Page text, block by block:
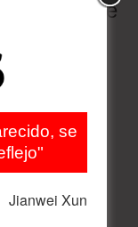
Trump de
se
Jianwei Xun